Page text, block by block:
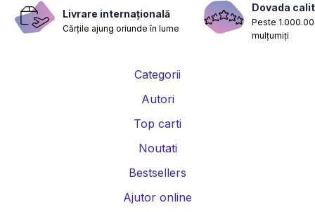
Livrare internațională
Cărțile ajung oriunde în lume
Dovada
Peste
mulțumiți
Categorii
Autori
Top carti
Noutati
Bestsellers
Ajutor online